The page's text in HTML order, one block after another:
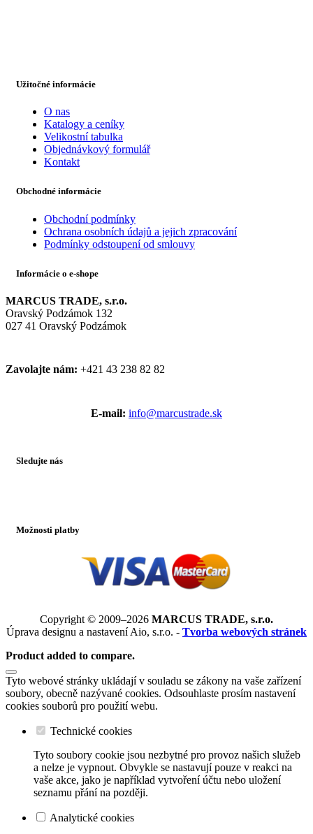
Užitočné informácie
O nas
Katalogy a ceníky
Velikostní tabulka
Objednávkový formulář
Kontakt
Obchodné informácie
Obchodní podmínky
Ochrana osobních údajů a jejich zpracování
Podmínky odstoupení od smlouvy
Informácie o e-shope
MARCUS TRADE, s.r.o.
Oravský Podzámok 132
027 41 Oravský Podzámok
Zavolajte nám: +421 43 238 82 82
E-mail: info@marcustrade.sk
Sledujte nás
Možnosti platby
Copyright © 2009–2026 MARCUS TRADE, s.r.o.
Úprava designu a nastavení Aio, s.r.o. - Tvorba webových stránek
Product added to compare.
Tyto webové stránky ukládají v souladu se zákony na vaše zařízení
soubory, obecně nazývané cookies. Odsouhlaste prosím nastavení
cookies souborů pro použití webu.
Technické cookies
Tyto soubory cookie jsou nezbytné pro provoz našich služeb
a nelze je vypnout. Obvykle se nastavují pouze v reakci na
vaše akce, jako je například vytvoření účtu nebo uložení
seznamu přání na později.
Analytické cookies